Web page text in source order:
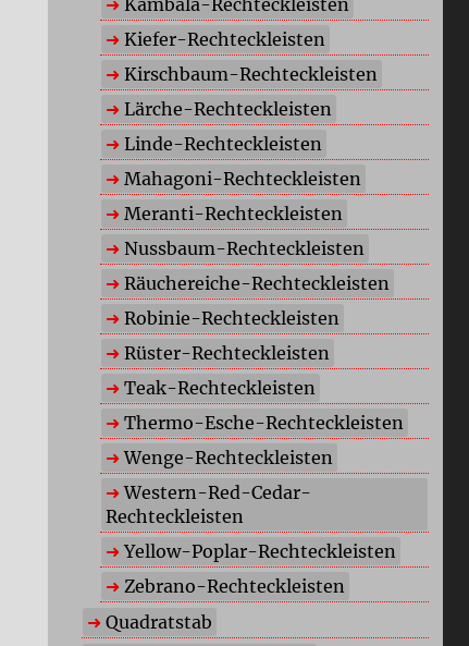
Kambala-Rechteckleisten
Kiefer-Rechteckleisten
Kirschbaum-Rechteckleisten
Lärche-Rechteckleisten
Linde-Rechteckleisten
Mahagoni-Rechteckleisten
Meranti-Rechteckleisten
Nussbaum-Rechteckleisten
Räuchereiche-Rechteckleisten
Robinie-Rechteckleisten
Rüster-Rechteckleisten
Teak-Rechteckleisten
Thermo-Esche-Rechteckleisten
Wenge-Rechteckleisten
Western-Red-Cedar-
Rechteckleisten
Yellow-Poplar-Rechteckleisten
Zebrano-Rechteckleisten
Quadratstab